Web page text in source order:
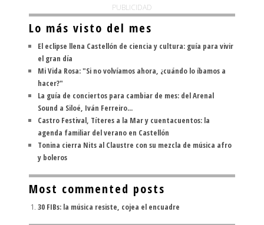
PUBLICIDAD
Lo más visto del mes
El eclipse llena Castellón de ciencia y cultura: guía para vivir
el gran día
Mi Vida Rosa: "Si no volvíamos ahora, ¿cuándo lo íbamos a
hacer?"
La guía de conciertos para cambiar de mes: del Arenal
Sound a Siloé, Iván Ferreiro...
Castro Festival, Títeres a la Mar y cuentacuentos: la
agenda familiar del verano en Castellón
Tonina cierra Nits al Claustre con su mezcla de música afro
y boleros
Most commented posts
30 FIBs: la música resiste, cojea el encuadre